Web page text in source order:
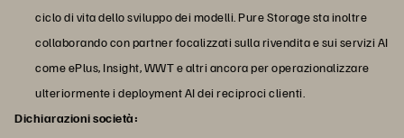
ciclo di vita dello sviluppo dei modelli. Pure Storage sta inoltre
collaborando con partner focalizzati sulla rivendita e sui servizi AI
come ePlus, Insight, WWT e altri ancora per operazionalizzare
ulteriormente i deployment AI dei reciproci clienti.
Dichiarazioni società: